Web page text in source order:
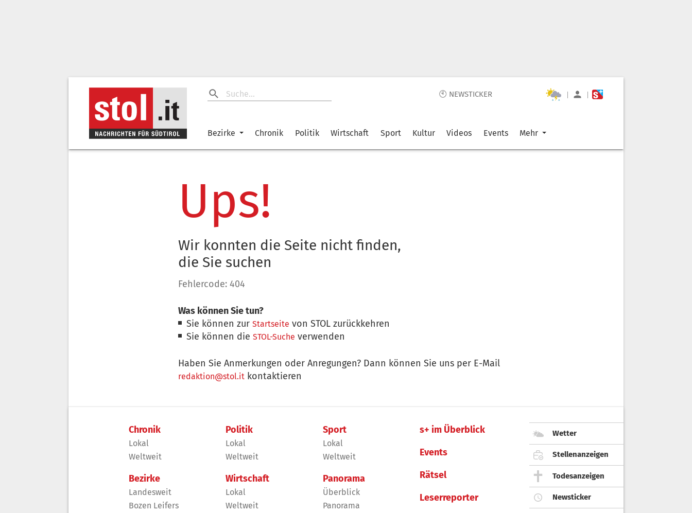
🕙 NEWSTICKER | |
Bezirke Chronik Politik Wirtschaft Sport Kultur Videos Events Mehr
Ups!
Wir konnten die Seite nicht finden,
die Sie suchen
Fehlercode: 404
Was können Sie tun?
Sie können zurStartseite von STOL zurückkehren
Sie können dieSTOL-Suche verwenden
Haben Sie Anmerkungen oder Anregungen? Dann können Sie uns per E-Mail
redaktion@stol.it kontaktieren
Chronik
Lokal
Weltweit
Bezirke
Landesweit
Bozen Leifers
Politik
Lokal
Weltweit
Wirtschaft
Lokal
Weltweit
Sport
Lokal
Weltweit
Panorama
Überblick
Panorama
s+ im Überblick
Events
Rätsel
Leserreporter
Wetter
Stellenanzeigen
Todesanzeigen
Newsticker